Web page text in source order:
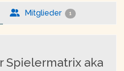
Mitglieder 1
Spielermatrix aka